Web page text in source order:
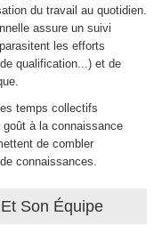
du travail au quotidien.
assure un suivi
les efforts
qualification...) et de
temps collectifs
goût à la connaissance
de combler
connaissances.
Son Équipe